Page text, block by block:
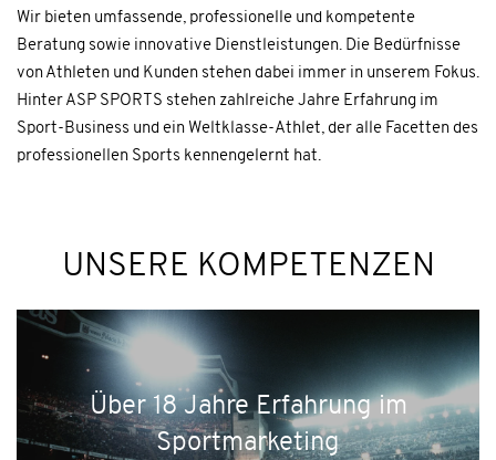
Wir bieten umfassende, professionelle und kompetente
Beratung sowie innovative Dienstleistungen. Die Bedürfnisse
von Athleten und Kunden stehen dabei immer in unserem Fokus.
Hinter ASP SPORTS stehen zahlreiche Jahre Erfahrung im
Sport-Business und ein Weltklasse-Athlet, der alle Facetten des
professionellen Sports kennengelernt hat.
UNSERE KOMPETENZEN
Über 18 Jahre Erfahrung im
Sportmarketing